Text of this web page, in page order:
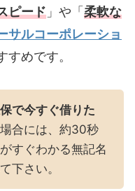
ピード 」や「 柔軟な
サルコーポレーショ
すめです。
で今すぐ借りた
合には、約30秒
すぐわかる無記名
下さい。